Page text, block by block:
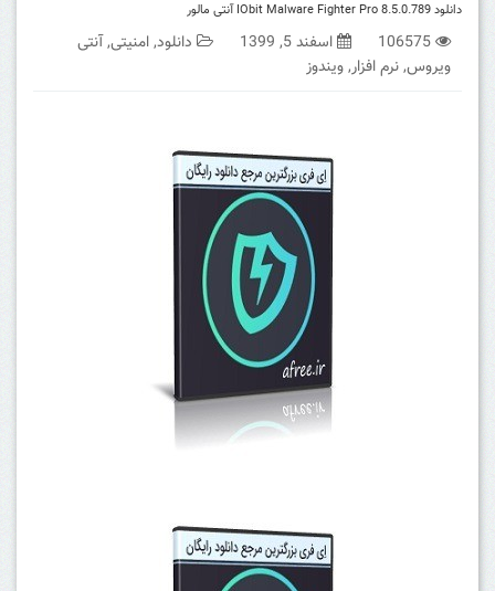
دانلود IObit Malware Fighter Pro 8.5.0.789 آنتی مالور
106575 اسفند 5, 1399 دانلود,امنیتی,آنتی
ویروس,نرم افزار,ویندوز